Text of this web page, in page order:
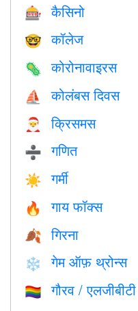
🎰 कैसिनो
🤓 कॉलेज
🦠 कोरोनावाइरस
⛵️ कोलंबस दिवस
🎅 क्रिसमस
➗ गणित
☀️ गर्मी
🔥 गाय फॉक्स
🍂 गिरना
❄️ गेम ऑफ़ थ्रोन्स
🏳️‍🌈
गौरव / एलजीबीटी